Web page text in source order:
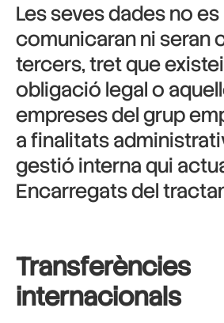
Les seves dades no es
comunicaran ni seran
tercers, tret que
obligació legal o
empreses del grup
a finalitats
gestió interna qui
Encarregats del
Transferències
internacionals